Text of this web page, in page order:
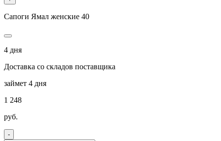
Сапоги Ямал женские 40
4 дня
Доставка со складов поставщика
займет 4 дня
1 248
руб.
-